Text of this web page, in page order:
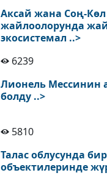
Аксай жана Соң-Көл
жайлоолорунда
экосистемал ..>
6239
Лионель Мессинин
болду ..>
5810
Талас облусунда
объектилеринде